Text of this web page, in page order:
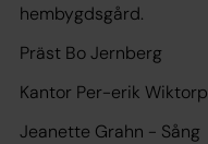
hembygdsgård.
Präst Bo Jernberg
Kantor Per-erik Wiktorp
Jeanette Grahn - Sång